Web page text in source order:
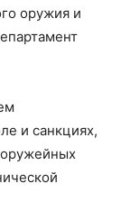
оружия и
и санкциях,